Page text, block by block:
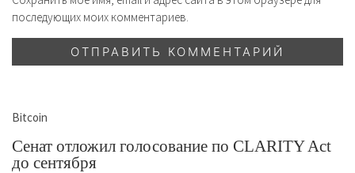
последующих моих комментариев.
Bitcoin
Сенат отложил голосование по CLARITY Act
до сентября